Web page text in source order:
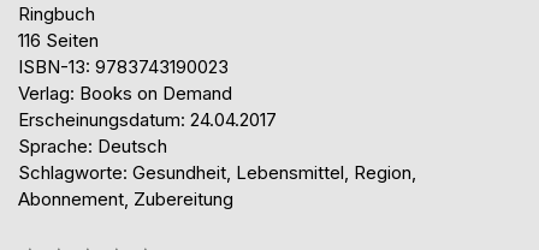
Ringbuch
116 Seiten
ISBN-13: 9783743190023
Verlag: Books on Demand
Erscheinungsdatum: 24.04.2017
Sprache: Deutsch
Schlagworte: Gesundheit, Lebensmittel, Region,
Abonnement, Zubereitung